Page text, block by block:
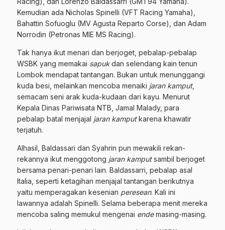
Kemudian ada Nicholas Spinelli (VFT Racing Yamaha),
Bahattin Sofuoglu (MV Agusta Reparto Corse), dan Adam
Norrodin (Petronas MIE MS Racing).
Tak hanya ikut menari dan berjoget, pebalap-pebalap
WSBK yang memakai sapukdan selendang kain tenun
Lombok mendapat tantangan. Bukan untuk menunggangi
kuda besi, melainkan mencoba menaiki jaran kamput,
semacam seni arak kuda-kudaan dari kayu. Menurut
Kepala Dinas Pariwisata NTB, Jamal Malady, para
pebalap batal menjajal jaran kamputkarena khawatir
terjatuh.
Alhasil, Baldassari dan Syahrin pun mewakili rekan-
rekannya ikut menggotong jaran kamputsambil berjoget
bersama penari-penari lain. Baldassarri, pebalap asal
Italia, seperti ketagihan menjajal tantangan berikutnya
yaitu memperagakan kesenian peresean. Kali ini
lawannya adalah Spinelli. Selama beberapa menit mereka
mencoba saling memukul mengenai endemasing-masing.